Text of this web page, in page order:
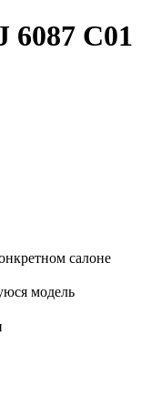
6087 C01
салоне
модель